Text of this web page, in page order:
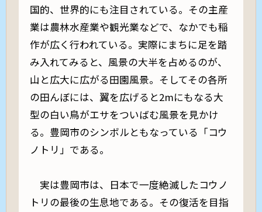
国的、世界的にも注目されている。その主産
業は農林水産業や観光業などで、なかでも稲
作が広く行われている。実際にまちに足を踏
み入れてみると、風景の大半を占めるのが、
山と広大に広がる田園風景。そしてその各所
の田んぼには、翼を広げると2mにもなる大
型の白い鳥がエサをついばむ風景を見かけ
る。豊岡市のシンボルともなっている「コウ
ノトリ」である。
実は豊岡市は、日本で一度絶滅したコウノ
トリの最後の生息地である。その復活を目指